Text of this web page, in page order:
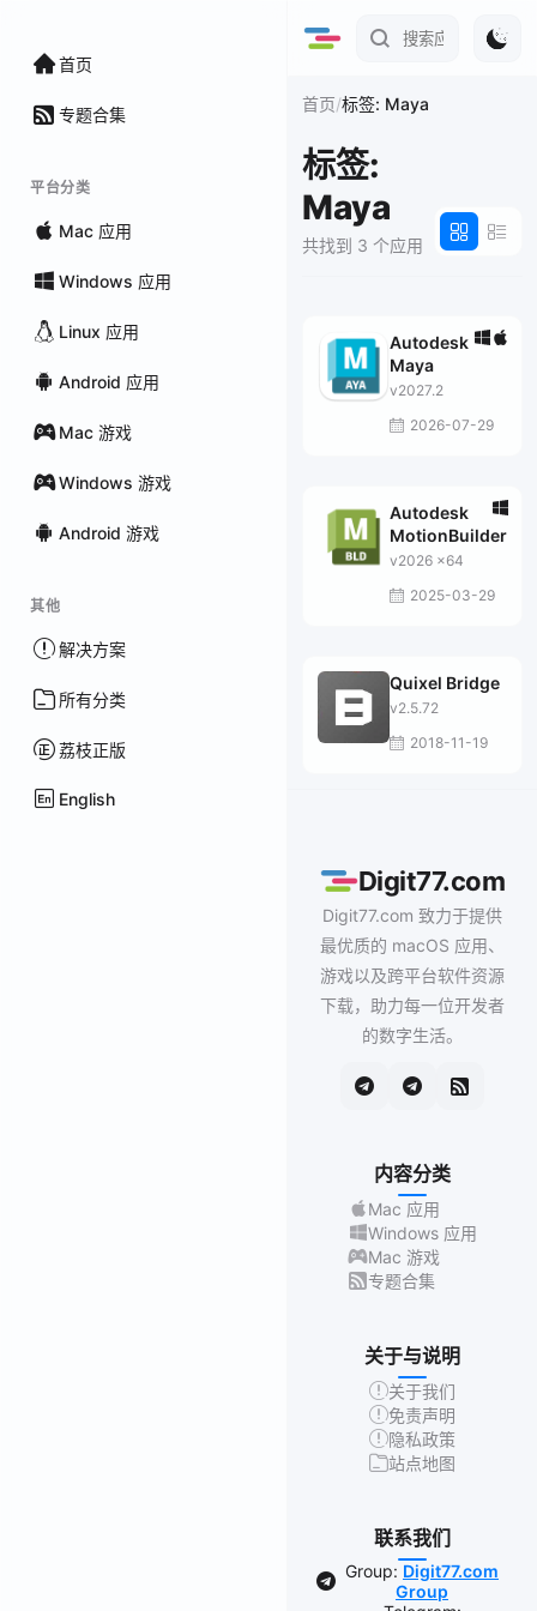
首页
专题合集
平台分类
Mac 应用
Windows 应用
Linux 应用
Android 应用
Mac 游戏
Windows 游戏
Android 游戏
其他
解决方案
所有分类
荔枝正版
English
首页/标签: Maya
标签:
Maya
共找到 3 个应用
Autodesk
Maya
v2027.2
2026-07-29
Autodesk
MotionBuilder
v2026 x64
2025-03-29
Quixel Bridge
v2.5.72
2018-11-19
Digit77.com
Digit77.com 致力于提供
最优质的 macOS 应用、
游戏以及跨平台软件资源
下载，助力每一位开发者
的数字生活。
内容分类
Mac 应用
Windows 应用
Mac 游戏
专题合集
关于与说明
关于我们
免责声明
隐私政策
站点地图
联系我们
Group: Digit77.com
Group